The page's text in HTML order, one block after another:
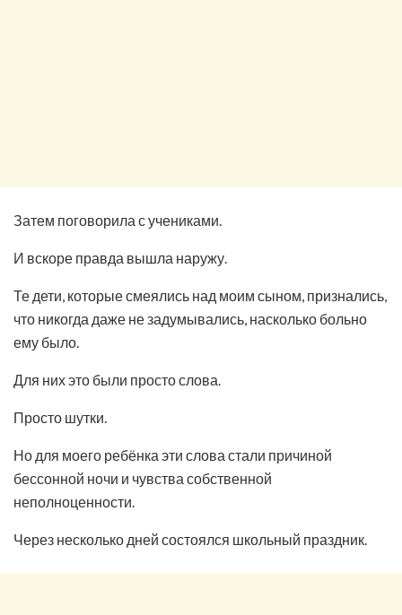
Затем поговорила с учениками.
И вскоре правда вышла наружу.
Те дети, которые смеялись над моим сыном, признались,
что никогда даже не задумывались, насколько больно
ему было.
Для них это были просто слова.
Просто шутки.
Но для моего ребёнка эти слова стали причиной
бессонной ночи и чувства собственной
неполноценности.
Через несколько дней состоялся школьный праздник.